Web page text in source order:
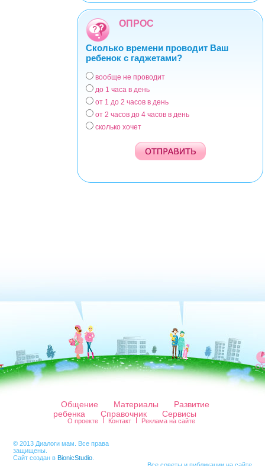
ОПРОС
Сколько времени проводит Ваш
ребенок с гаджетами?
Варианты
вообще не проводит
до 1 часа в день
от 1 до 2 часов в день
от 2 часов до 4 часов в день
сколько хочет
Общение Материалы
Развитие
ребенка
Справочник Сервисы
О проекте Контакт Реклама на сайте
© 2013 Диалоги мам. Все права
защищены.
Сайт создан в BionicStudio